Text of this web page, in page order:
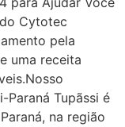
Cytotec
pela
uma receita
Paraná Tupãssi é
na região
normal